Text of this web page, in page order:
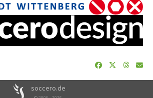
soccero.de